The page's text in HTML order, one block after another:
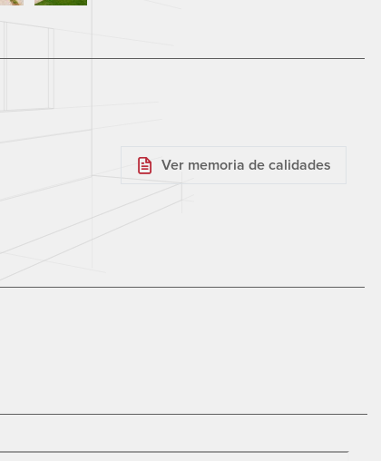
Ver memoria de calidades